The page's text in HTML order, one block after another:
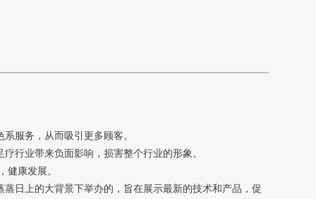
服务，从而吸引更多顾客。
行业带来负面影响，损害整个行业的形象。
康发展。
日上的大背景下举办的，旨在展示最新的技术和产品，促